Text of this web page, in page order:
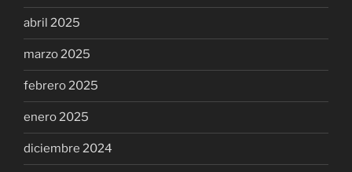
abril 2025
marzo 2025
febrero 2025
enero 2025
diciembre 2024